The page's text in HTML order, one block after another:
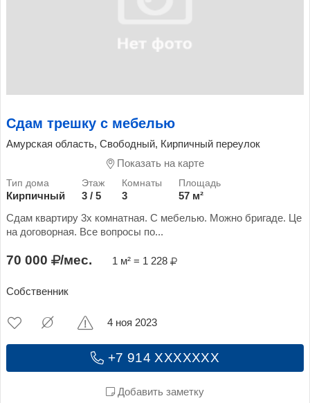
Сдам трешку с мебелью
Амурская область, Свободный, Кирпичный переулок
Показать на карте
Кирпичный 3 / 5 3
57 м²
Сдам квартиру 3х комнатная. С мебелью. Можно бригаде. Це
на договорная. Все вопросы по...
70 000 /мес. 1 м² = 1 228
Собственник
+7 914 XXXXXXX
Добавить заметку
4 ноя 2023